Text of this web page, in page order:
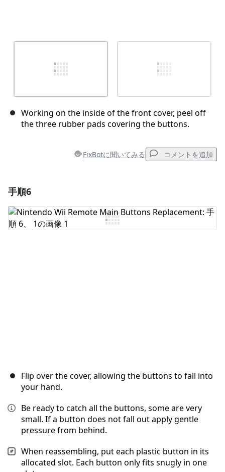
Working on the inside of the front cover, peel off
the three rubber pads covering the buttons.
FixBotに聞いてみる コメントを追加
コメントを追加
手順6
Flip over the cover, allowing the buttons to fall into
your hand.
Be ready to catch all the buttons, some are very
small. If a button does not fall out apply gentle
pressure from behind.
When reassembling, put each plastic button in its
allocated slot. Each button only fits snugly in one